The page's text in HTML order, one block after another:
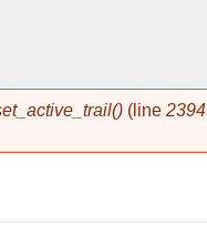
(line 2394